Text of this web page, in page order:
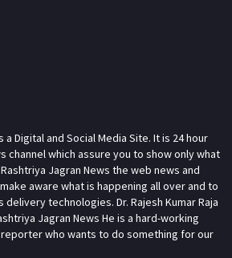
a Digital and Social Media Site. It is 24 hour
channel which assure you to show only what
Jagran News the web news and
aware what is happening all over and to
technologies. Dr. Rajesh Kumar Raja
Jagran News He is a hard-working
who wants to do something for our